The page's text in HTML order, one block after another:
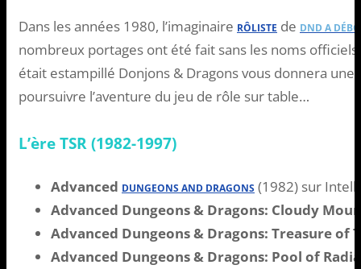
Dans les années 1980, l’imaginaire RÔLISTE de DND A
nombreux portages ont été fait sans les noms
était estampillé Donjons & Dragons vous donnera une
poursuivre l’aventure du jeu de rôle sur table…
L’ère TSR (1982-1997)
Advanced DUNGEONS AND DRAGONS (1982) sur
Advanced Dungeons & Dragons: Cloudy
Advanced Dungeons & Dragons: Treasure of
Advanced Dungeons & Dragons: Pool of